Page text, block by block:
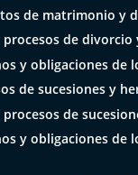
de matrimonio y
de divorcio
y obligaciones de
de sucesiones y
de
y obligaciones de